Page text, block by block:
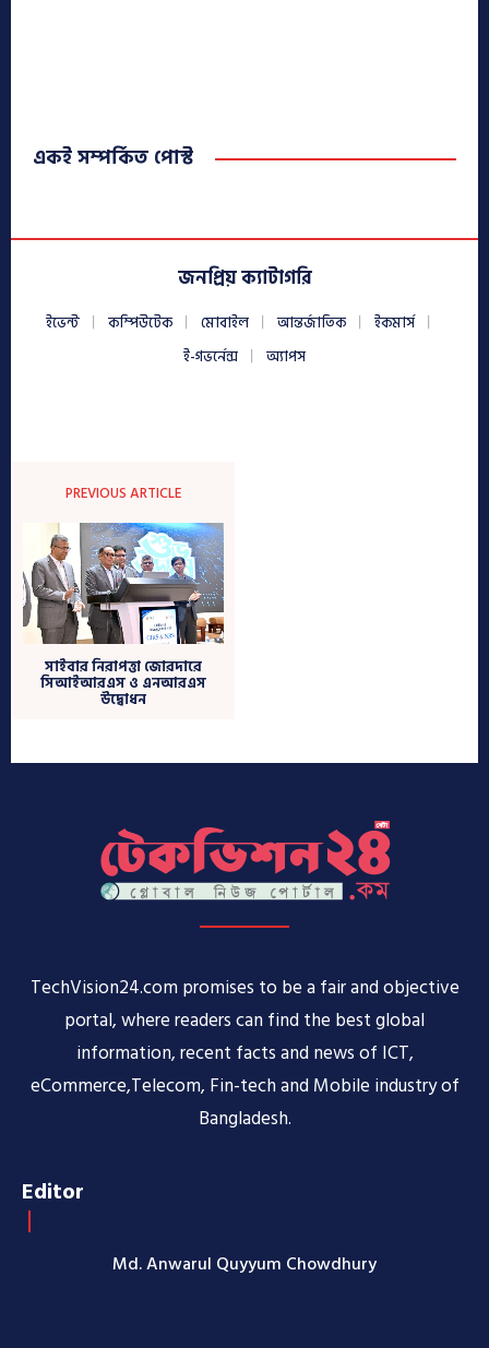
TechVision24.com promises to be a fair and objective
portal, where readers can find the best global
information, recent facts and news of ICT,
eCommerce,Telecom, Fin-tech and Mobile industry of
Bangladesh.
Editor
Md. Anwarul Quyyum Chowdhury